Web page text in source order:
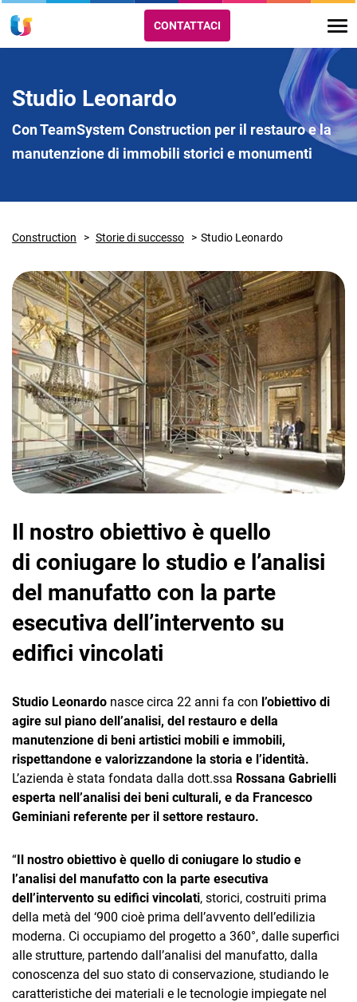
CRM
Email Marketing
Fatturazione
Financial Solutions
HR
TeamSystem Corporate
TeamSystem Store
CONTATTACI
Studio Leonardo
Con TeamSystem Construction per il restauro e la
manutenzione di immobili storici e monumenti
Construction Storie di successo Studio Leonardo
Il nostro obiettivo è quello
di coniugare lo studio e l’analisi
del manufatto con la parte
esecutiva dell’intervento su
edifici vincolati
Studio Leonardo nasce circa 22 anni fa con l’obiettivo di
agire sul piano dell’analisi, del restauro e della
manutenzione di beni artistici mobili e immobili,
rispettandone e valorizzandone la storia e l’identità.
L’azienda è stata fondata dalla dott.ssa Rossana Gabrielli
esperta nell’analisi dei beni culturali, e da Francesco
Geminiani referente per il settore restauro.
“Il nostro obiettivo è quello di coniugare lo studio e
l’analisi del manufatto con la parte esecutiva
dell’intervento su edifici vincolati, storici, costruiti prima
della metà del ‘900 cioè prima dell’avvento dell’edilizia
moderna. Ci occupiamo del progetto a 360°, dalle superfici
alle strutture, partendo dall’analisi del manufatto, dalla
conoscenza del suo stato di conservazione, studiando le
caratteristiche dei materiali e le tecnologie impiegate nel